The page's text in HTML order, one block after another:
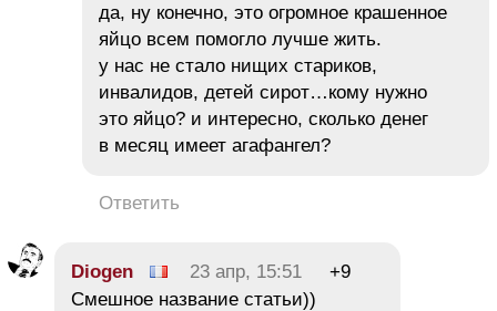
да, ну конечно, это огромное крашенное
яйцо всем помогло лучше жить.
у нас не стало нищих стариков,
инвалидов, детей сирот…кому нужно
это яйцо? и интересно, сколько денег
в месяц имеет агафангел?
Ответить
Diogen 23 апр, 15:51
+9
Смешное название статьи))